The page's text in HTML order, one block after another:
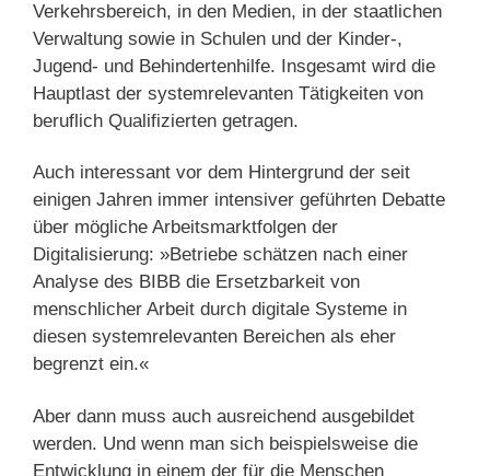
Verkehrsbereich, in den Medien, in der staatlichen
Verwaltung sowie in Schulen und der Kinder-,
Jugend- und Behindertenhilfe. Insgesamt wird die
Hauptlast der systemrelevanten Tätigkeiten von
beruflich Qualifizierten getragen.
Auch interessant vor dem Hintergrund der seit
einigen Jahren immer intensiver geführten Debatte
über mögliche Arbeitsmarktfolgen der
Digitalisierung: »Betriebe schätzen nach einer
Analyse des BIBB die Ersetzbarkeit von
menschlicher Arbeit durch digitale Systeme in
diesen systemrelevanten Bereichen als eher
begrenzt ein.«
Aber dann muss auch ausreichend ausgebildet
werden. Und wenn man sich beispielsweise die
Entwicklung in einem der für die Menschen